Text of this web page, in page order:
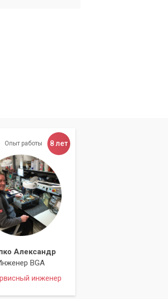
Опыт работы 8 лет
Александр
BGA
инженер